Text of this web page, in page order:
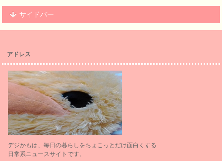
サイドバー
アドレス
デジかもは、毎日の暮らしをちょこっとだけ面白くする
日常系ニュースサイトです。